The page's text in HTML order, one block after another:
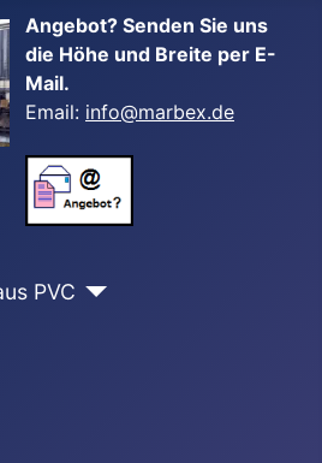
Angebot? Senden Sie uns
die Höhe und Breite per E-
Mail.
Email: info@marbex.de
PVC